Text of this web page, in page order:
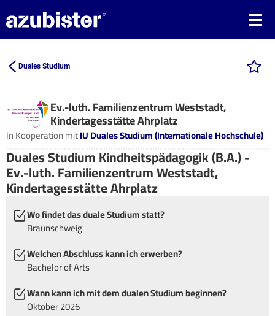
Duales Studium
Ev.-luth. Familienzentrum Weststadt,
Kindertagesstätte Ahrplatz
In Kooperation mitIU Duales Studium (Internationale Hochschule)
Duales Studium Kindheitspädagogik (B.A.) -
Ev.-luth. Familienzentrum Weststadt,
Kindertagesstätte Ahrplatz
Wo findet das duale Studium statt?
Braunschweig
Welchen Abschluss kann ich erwerben?
Bachelor of Arts
Wann kann ich mit dem dualen Studium beginnen?
Oktober 2026